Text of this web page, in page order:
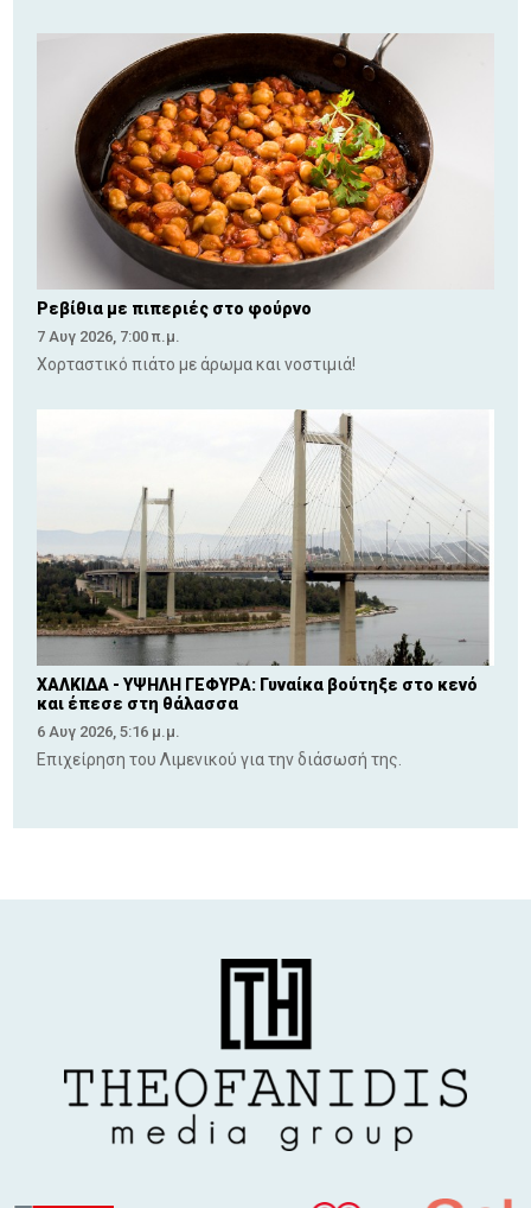
Ρεβίθια με πιπεριές στο φούρνο
7 Αυγ 2026, 7:00 π.μ.
Χορταστικό πιάτο με άρωμα και νοστιμιά!
ΧΑΛΚΙΔΑ - ΥΨΗΛΗ ΓΕΦΥΡΑ: Γυναίκα βούτηξε στο κενό
και έπεσε στη θάλασσα
6 Αυγ 2026, 5:16 μ.μ.
Επιχείρηση του Λιμενικού για την διάσωσή της.